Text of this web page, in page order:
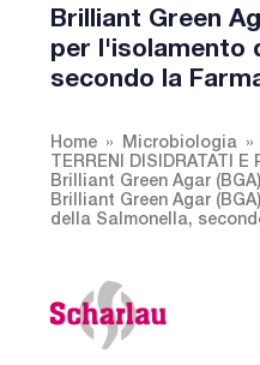
Brilliant Green
per l'isolamento
secondo la
Home
Microbiologia
TERRENI DISIDRATATI E
Brilliant Green Agar (BGA)
Brilliant Green Agar
della Salmonella,